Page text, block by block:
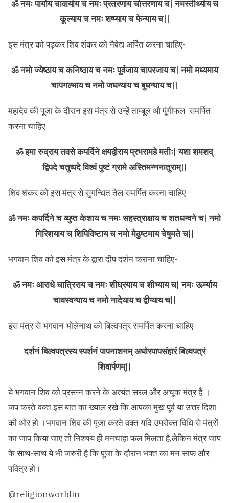
ॐ नमः पार्याय चावार्याय च नमः प्रतरणाय चोत्तरणाय च| नमस्तीर्थ्याय च
कूल्याय च नमः शष्प्याय च फेन्याय च||
इस मंत्र को पढ़कर शिव शंकर को नैवेद्य अर्पित करना चाहिए-
ॐ नमो ज्येष्ठाय च कनिष्ठाय च नमः पूर्वजाय चापरजाय च| नमो मध्यमाय
चापगल्भाय च नमो जघन्याय च बुधन्याय च||
महादेव की पूजा के दौरान इस मंत्र से उन्हें ताम्बूल औ पूंगीफल समर्पित
करना चाहिए
ॐ इमा रुद्राय तवसे कपर्दिने क्षयद्वीराय प्रभरामहे मतीः| यशा शमशद्
द्विपदे चतुष्पदे विश्वं पुष्टं ग्रामे अस्तिमन्ननातुराम्||
शिव शंकर को इस मंत्र से सुगन्धित तेल समर्पित करना चाहिए-
ॐ नमः कपर्दिने च व्युप्त केशाय च नमः सहस्त्राक्षाय च शतधन्वने च| नमो
गिरिशयाय च शिपिविष्टाय च नमो मेढुष्टमाय चेषुमते च||
भगवान शिव को इस मंत्र के द्वारा दीप दर्शन कराना चाहिए-
ॐ नमः आराधे चात्रिराय च नमः शीघ्रयाय च शीभ्याय च| नमः ऊर्म्याय
चावस्वन्याय च नमो नादेयाय च द्वीप्याय च||
इस मंत्र से भगवान भोलेनाथ को बिल्वपत्र समर्पित करना चाहिए-
दर्शनं बिल्वपत्रस्य स्पर्शनं पापनाशनम् अघोरपापसंहारं बिल्वपत्रं
शिवार्पणम्||
ये भगवान शिव को प्रसन्न करने के अत्यंत सरल और अचूक मंत्र हैं ।
जप करते वक्त इस बात का ख्याल रखे कि आपका मुख पूर्व या उत्तर दिशा
की ओर हो ।भगवान शिव की पूजा करते वक्त यदि उपरोक्त विधि से मंत्रों
का जाप किया जाए तो निश्चय ही मनचाहा फल मिलता है,लेकिन मंत्र जाप
के साथ-साथ ये भी जरुरी है कि पूजा के दौरान भक्त का मन साफ और
पवित्र हो।
@religionworldin